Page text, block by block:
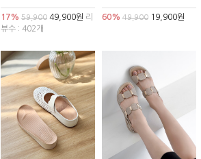
17% 59,90049,900원 리
뷰수 : 402개
60% 49,90019,900원